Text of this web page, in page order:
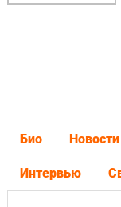
Био Новости
Интервью